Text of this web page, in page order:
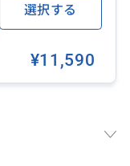
担）
にコース変更し
致します）
ーをお勧め致
選択する
¥11,590